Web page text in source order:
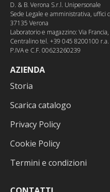
D. & B. Verona S.r.l. Unipersonale
Sede Legale e amministrativa, uffici
37135 Verona
Laboratorio e magazzino: Via
Centralino tel. +39 045 8200100
P.IVA e C.F. 00623260239
AZIENDA
Storia
Scarica catalogo
Privacy Policy
Cookie Policy
Termini e condizioni